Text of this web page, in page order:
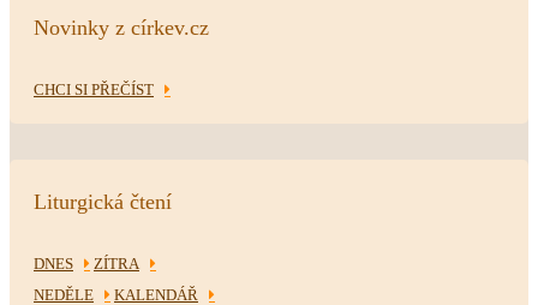
Novinky z církev.cz
CHCI SI PŘEČÍST
Liturgická čtení
DNES
ZÍTRA
NEDĚLE
KALENDÁŘ